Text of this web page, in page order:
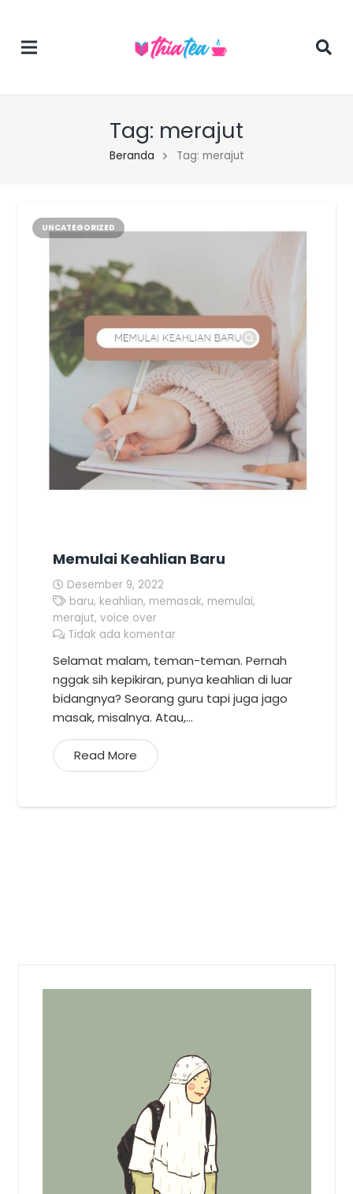
Tag: merajut
Beranda Tag: merajut
UNCATEGORIZED
Memulai Keahlian Baru
Desember 9, 2022
baru, keahlian, memasak, memulai,
merajut, voice over
Tidak ada komentar
Selamat malam, teman-teman. Pernah
nggak sih kepikiran, punya keahlian di luar
bidangnya? Seorang guru tapi juga jago
masak, misalnya. Atau,…
Read More